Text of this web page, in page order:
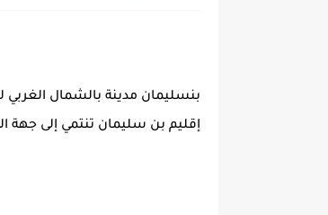
إقليم بن سليمان تنتمي إلى جهة